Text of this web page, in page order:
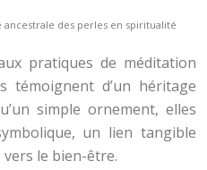
ancestrale des perles en spiritualité
pratiques de méditation
témoignent d’un héritage
simple ornement, elles
un lien tangible
le bien-être.